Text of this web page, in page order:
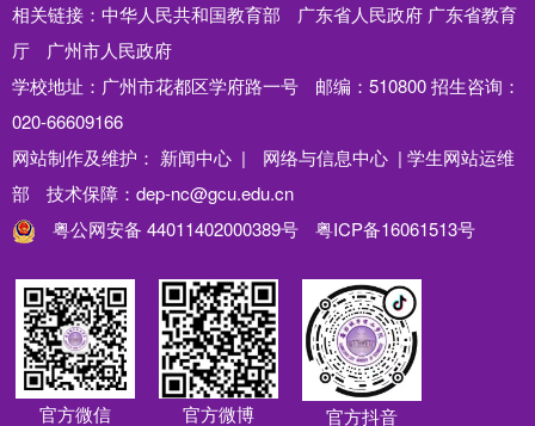
相关链接： 中华人民共和国教育部 广东省人民政府 广东省教育
厅
广州市人民政府
学校地址：广州市花都区学府路一号
邮编：510800招生咨询：
020-66609166
网站制作及维护： 新闻中心 | 网络与信息中心 | 学生网站运维
部
技术保障：dep-nc@gcu.edu.cn
粤公网安备 44011402000389号
粤ICP备16061513号
官方微信 官方微博 官方抖音